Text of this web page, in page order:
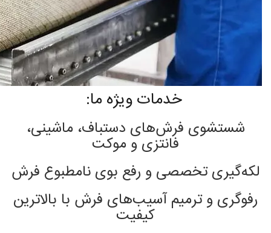
خدمات ویژه ما:
شستشوی فرش‌های دستباف، ماشینی،
فانتزی و موکت
لکه‌گیری تخصصی و رفع بوی نامطبوع فرش
رفوگری و ترمیم آسیب‌های فرش با بالاترین
کیفیت